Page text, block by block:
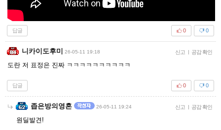
답글 0
0
니카이도후미 26-05-11 19:18 신고 | 공감 확인
도란 저 표정은 진짜 ㅋㅋㅋㅋㅋㅋㅋㅋㅋㅋ
답글 0
0
좁은방의영혼 26-05-11 19:24 신고 | 공감 확인
원딜발견!